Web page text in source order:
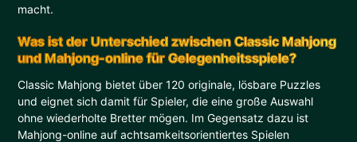
macht.
Was ist der Unterschied zwischen Classic Mahjong
und Mahjong-online für Gelegenheitsspiele?
Classic Mahjong bietet über 120 originale, lösbare Puzzles
und eignet sich damit für Spieler, die eine große Auswahl
ohne wiederholte Bretter mögen. Im Gegensatz dazu ist
Mahjong-online auf achtsamkeitsorientiertes Spielen